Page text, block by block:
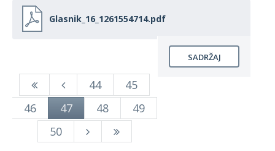
Glasnik_16_1261554714.pdf
SADRŽAJ
44
45
46
47 48
49
50